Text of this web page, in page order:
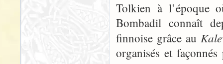
Tolkien à l’époque
Bombadil connaît
finnoise grâce au
organisés et